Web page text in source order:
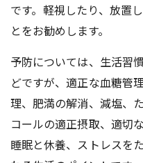
です。軽視したり、放置
とをお勧めします。
予防については、生活習
どですが、適正な血糖管
理、肥満の解消、減塩、
コールの適正摂取、適切
睡眠と休養、ストレスを